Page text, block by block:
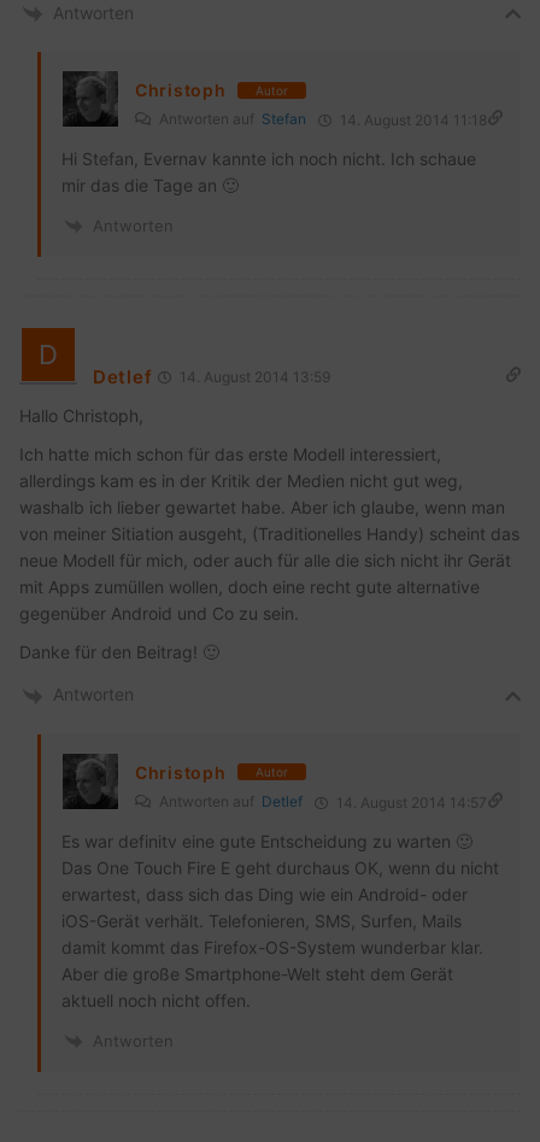
Antworten
Christoph Autor
Antworten auf Stefan 14. August 2014 11:18
Hi Stefan, Evernav kannte ich noch nicht. Ich schaue
mir das die Tage an 🙂
Antworten
Detlef 14. August 2014 13:59
Hallo Christoph,
Ich hatte mich schon für das erste Modell interessiert,
allerdings kam es in der Kritik der Medien nicht gut weg,
washalb ich lieber gewartet habe. Aber ich glaube, wenn man
von meiner Sitiation ausgeht, (Traditionelles Handy) scheint das
neue Modell für mich, oder auch für alle die sich nicht ihr Gerät
mit Apps zumüllen wollen, doch eine recht gute alternative
gegenüber Android und Co zu sein.
Danke für den Beitrag! 🙂
Antworten
Christoph Autor
Antworten auf Detlef 14. August 2014 14:57
Es war definitv eine gute Entscheidung zu warten 🙂
Das One Touch Fire E geht durchaus OK, wenn du nicht
erwartest, dass sich das Ding wie ein Android- oder
iOS-Gerät verhält. Telefonieren, SMS, Surfen, Mails
damit kommt das Firefox-OS-System wunderbar klar.
Aber die große Smartphone-Welt steht dem Gerät
aktuell noch nicht offen.
Antworten